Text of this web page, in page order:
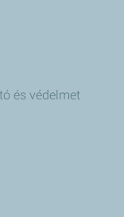
és védelmet